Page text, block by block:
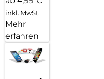
inkl. MwSt.
Mehr
erfahren